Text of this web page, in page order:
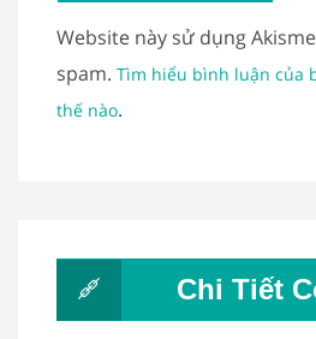
Website này sử dụng
spam. Tìm hiểu bình luận của
thế nào.
Chi Tiết